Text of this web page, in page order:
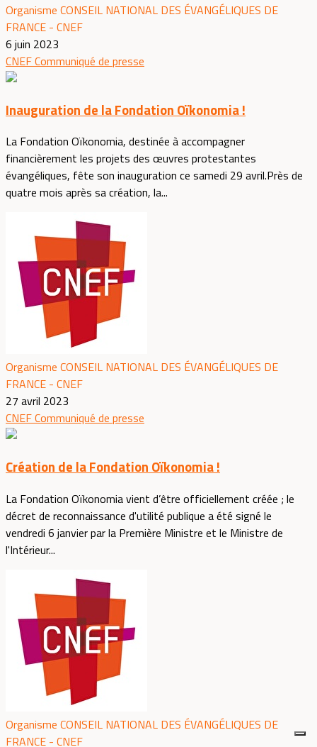
Organisme CONSEIL NATIONAL DES ÉVANGÉLIQUES DE
FRANCE - CNEF
6 juin 2023
CNEFCommuniqué de presse
Inauguration de la Fondation Oïkonomia !
La Fondation Oïkonomia, destinée à accompagner
financièrement les projets des œuvres protestantes
évangéliques, fête son inauguration ce samedi 29 avril.Près de
quatre mois après sa création, la...
Organisme CONSEIL NATIONAL DES ÉVANGÉLIQUES DE
FRANCE - CNEF
27 avril 2023
CNEFCommuniqué de presse
Création de la Fondation Oïkonomia !
La Fondation Oïkonomia vient d’être officiellement créée ; le
décret de reconnaissance d'utilité publique a été signé le
vendredi 6 janvier par la Première Ministre et le Ministre de
l'Intérieur...
Organisme CONSEIL NATIONAL DES ÉVANGÉLIQUES DE
FRANCE - CNEF